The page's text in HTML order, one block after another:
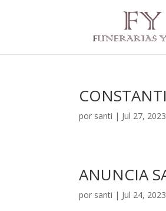
por santi | Jul 27, 2023
ANUNCIA
por santi | Jul 24, 2023